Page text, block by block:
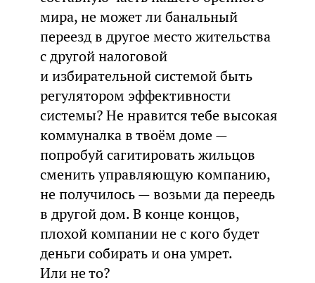
мира, не может ли банальный
переезд в другое место жительства
с другой налоговой
и избирательной системой быть
регулятором эффективности
системы? Не нравится тебе высокая
коммуналка в твоём доме —
попробуй сагитировать жильцов
сменить управляющую компанию,
не получилось — возьми да переедь
в другой дом. В конце концов,
плохой компании не с кого будет
деньги собирать и она умрет.
Или не то?